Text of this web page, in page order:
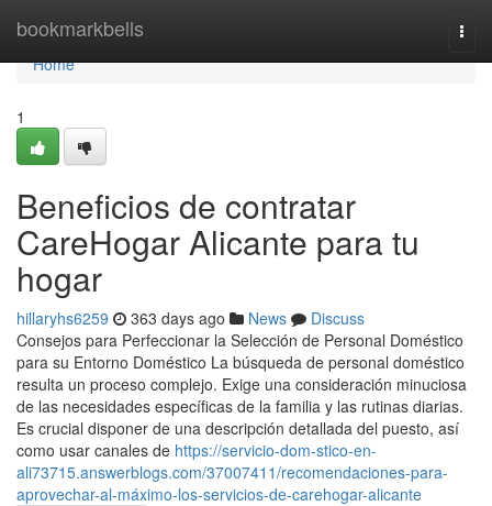
bookmarkbells
Home
Home
1
Beneficios de contratar
CareHogar Alicante para tu
hogar
hillaryhs6259 363 days ago News
Discuss
Consejos para Perfeccionar la Selección de Personal Doméstico
para su Entorno Doméstico La búsqueda de personal doméstico
resulta un proceso complejo. Exige una consideración minuciosa
de las necesidades específicas de la familia y las rutinas diarias.
Es crucial disponer de una descripción detallada del puesto, así
como usar canales de https://servicio-dom-stico-en-
ali73715.answerblogs.com/37007411/recomendaciones-para-
aprovechar-al-máximo-los-servicios-de-carehogar-alicante